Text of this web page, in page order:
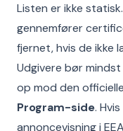
Listen er ikke
gennemfører
fjernet, hvis de ikke
Udgivere bør
op mod den
Program-side.
annoncevisning i